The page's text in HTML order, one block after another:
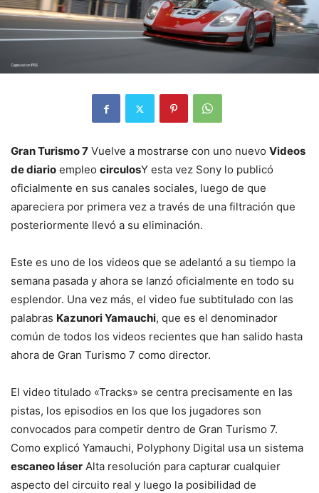
Gran Turismo 7 Vuelve a mostrarse con uno nuevo Videos
de diario empleo circulosY esta vez Sony lo publicó
oficialmente en sus canales sociales, luego de que
apareciera por primera vez a través de una filtración que
posteriormente llevó a su eliminación.
Este es uno de los videos que se adelantó a su tiempo la
semana pasada y ahora se lanzó oficialmente en todo su
esplendor. Una vez más, el video fue subtitulado con las
palabras Kazunori Yamauchi, que es el denominador
común de todos los videos recientes que han salido hasta
ahora de Gran Turismo 7 como director.
El video titulado «Tracks» se centra precisamente en las
pistas, los episodios en los que los jugadores son
convocados para competir dentro de Gran Turismo 7.
Como explicó Yamauchi, Polyphony Digital usa un sistema
escaneo láser Alta resolución para capturar cualquier
aspecto del circuito real y luego la posibilidad de